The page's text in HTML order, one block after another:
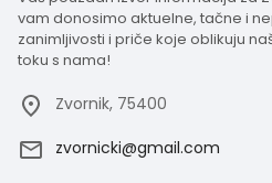
vam donosimo aktuelne, tačne i
zanimljivosti i priče koje oblikuju
toku s nama!
Zvornik, 75400
zvornicki@gmail.com